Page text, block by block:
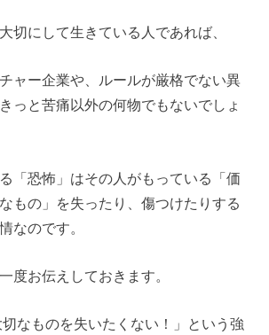
切にして生きている人であれば、
ャー企業や、ルールが厳格でない異
っと苦痛以外の何物でもないでしょ
「恐怖」はその人がもっている「価
もの」を失ったり、傷つけたりする
なのです。
度お伝えしておきます。
切なものを失いたくない！」という強